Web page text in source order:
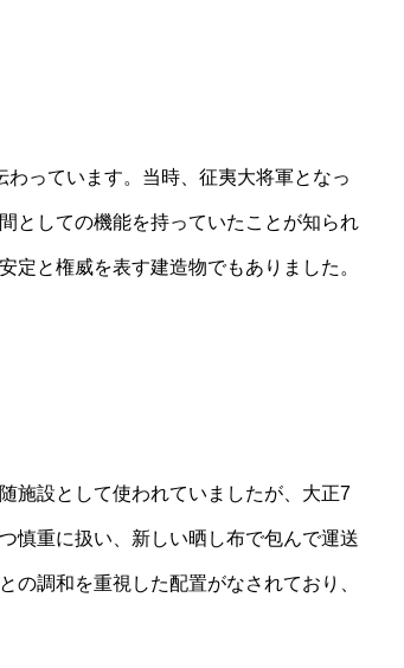
っています。当時、征夷大将軍となっ
としての機能を持っていたことが知られ
定と権威を表す建造物でもありました。
施設として使われていましたが、大正7
慎重に扱い、新しい晒し布で包んで運送
の調和を重視した配置がなされており、